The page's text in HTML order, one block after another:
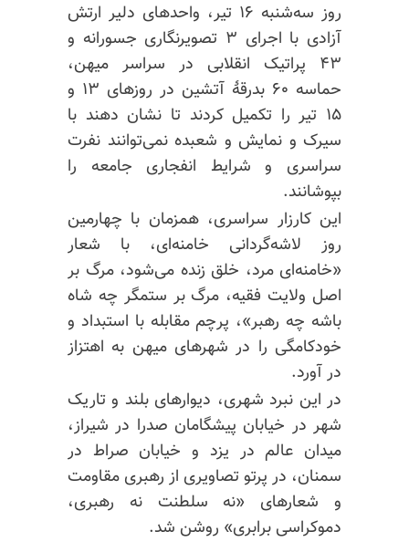
روز سه‌شنبه ۱۶ تیر، واحدهای دلیر ارتش
آزادی با اجرای ۳ تصویرنگاری جسورانه و
۴۳ پراتیک انقلابی در سراسر میهن،
حماسه ۶۰ بدرقهٔ آتشین در روزهای ۱۳ و
۱۵ تیر را تکمیل کردند تا نشان دهند با
سیرک و نمایش و شعبده نمی‌توانند نفرت
سراسری و شرایط انفجاری جامعه را
بپوشانند.
این کارزار سراسری، همزمان با چهارمین
روز لاشه‌گردانی خامنه‌ای، با شعار
«خامنه‌ای مرد، خلق زنده می‌شود، مرگ بر
اصل ولایت فقیه، مرگ بر ستمگر چه شاه
باشه چه رهبر»، پرچم مقابله با استبداد و
خودکامگی را در شهرهای میهن به اهتزاز
در آورد.
در این نبرد شهری، دیوارهای بلند و تاریک
شهر در خیابان پیشگامان صدرا در شیراز،
میدان عالم در یزد و خیابان صراط در
سمنان، در پرتو تصاویری از رهبری مقاومت
و شعارهای «نه سلطنت نه رهبری،
دموکراسی برابری» روشن شد.